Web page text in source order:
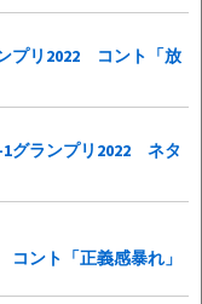
プリ2022 コント「放
グランプリ2022 ネタ
ント「正義感暴れ」